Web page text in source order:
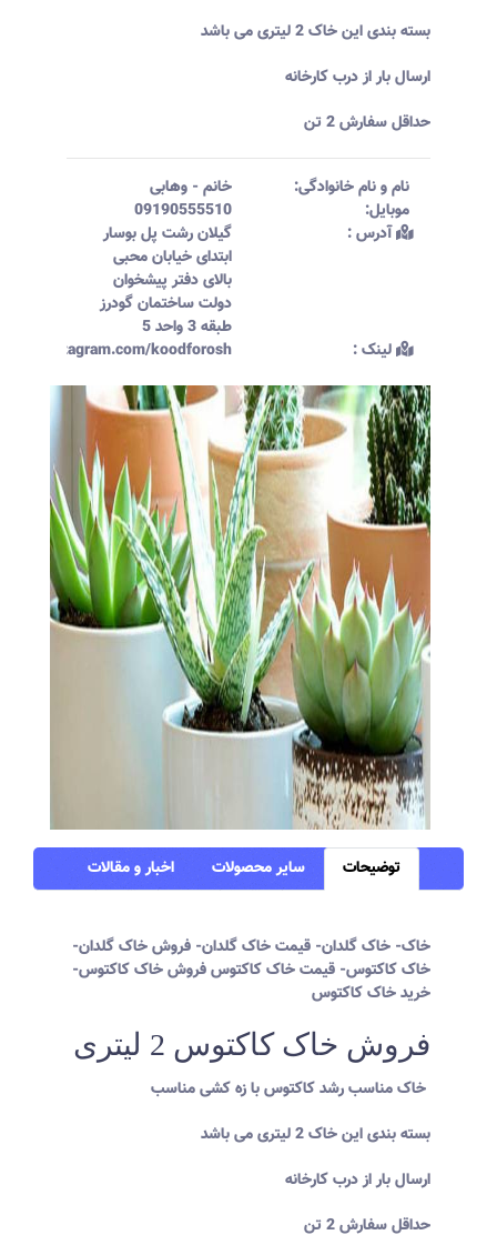
بسته بندی این خاک 2 لیتری می باشد
ارسال بار از درب کارخانه
حداقل سفارش 2 تن
نام و نام خانوادگی:‌ خانم - وهابی
موبایل:‌
09190555510
آدرس :‌
گیلان رشت پل بوسار
ابتدای خیابان محبی
بالای دفتر پیشخوان
دولت ساختمان گودرز
طبقه 3 واحد 5
لینک :‌
instagram.com/koodforosh
توضیحات سایر محصولات اخبار و مقالات
خاک- خاک گلدان- قیمت خاک گلدان- فروش خاک گلدان-
خاک کاکتوس- قیمت خاک کاکتوس فروش خاک کاکتوس-
خرید خاک کاکتوس
فروش خاک کاکتوس 2 لیتری
بسته بندی این خاک 2 لیتری می باشد
ارسال بار از درب کارخانه
حداقل سفارش 2 تن